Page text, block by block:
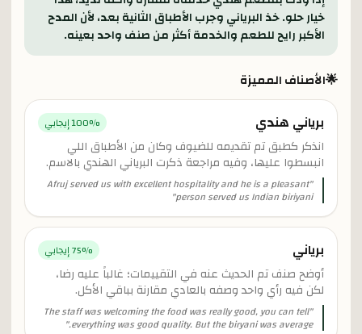
خيار حلو. خذ البرياني وجرب الأطباق الثانية بعد، لأن المدح
الأكبر رايح للطعم والخدمة أكثر من صنف واحد بعينه.
🌟الأصناف المميزة
برياني هندي 100% إيجابي
انذكر كطبق تم تقديمه للضيوف وكان من الأطباق اللي
انبسطوا عليها، وفيه مراجعة ذكرت البرياني الهندي بالاسم.
"
Afruj served us with excellent hospitality and he is a pleasant
person served us Indian biriyani
"
برياني 75% إيجابي
أوضح صنف تم الحديث عنه في التقييمات؛ غالباً عليه رضا،
لكن فيه رأي واحد وصفه بالعادي مقارنة بباقي الأكل.
"
The staff was welcoming the food was really good, you can tell
everything was good quality. But the biryani was average.
"